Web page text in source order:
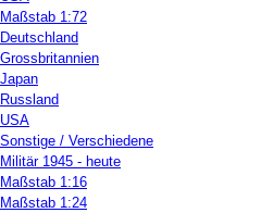
Maßstab 1:72
Deutschland
Grossbritannien
Japan
Russland
USA
Sonstige / Verschiedene
Militär 1945 - heute
Maßstab 1:16
Maßstab 1:24